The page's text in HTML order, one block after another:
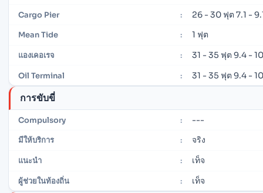
Cargo Pier : 26 - 30 ฟุต 7.1 -
Mean Tide : 1 ฟุต
แองเคอเรจ : 31 - 35 ฟุต 9.4 -
Oil Terminal : 31 - 35 ฟุต 9.4 -
การขับขี่
Compulsory : ---
มีให้บริการ : จริง
แนะนำ : เท็จ
ผู้ช่วยในท้องถิ่น : เท็จ